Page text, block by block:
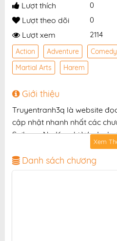
Lượt thích 0
Lượt theo dõi 0
Lượt xem 2114
Action Adventure Comedy
Martial Arts
Harem
Giới thiệu
Truyentranh3q là website
cập nhật nhanh nhất các
Saikyou No Kenshi Wa,
với chất lượng hình ảnh sắc
giao diện thân thiện, mang
hấp dẫn, tiện lợi, hoàn toàn
Xem
Danh sách chương